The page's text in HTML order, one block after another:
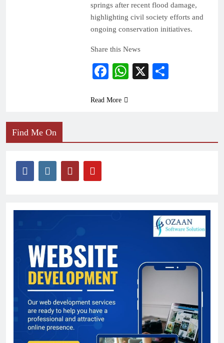
springs after recent flood damage,
highlighting civil society efforts and
ongoing conservation initiatives.
Share this News
Facebook
WhatsApp
X
Read More
Find Me On